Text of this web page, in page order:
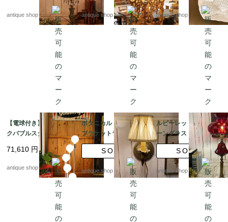
antique shop at's antique shop at's antique shop at's
【電球付き】アトミッ
クバブルスタンド
71,610 円
antique shop at's
ボタニカル ウォール
ブラケットランプ シ
ェード付き （壁面照
SOLD
antique shop at's
ルビーレッド ハリケ
ーングラス テーブル
ランプ
SOLD
antique shop at's